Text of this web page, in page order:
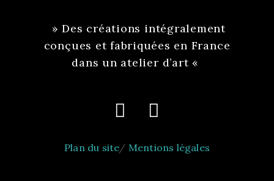
» Des créations intégralement
conçues et fabriquées en France
dans un atelier d’art «
Plan du site/ Mentions légales